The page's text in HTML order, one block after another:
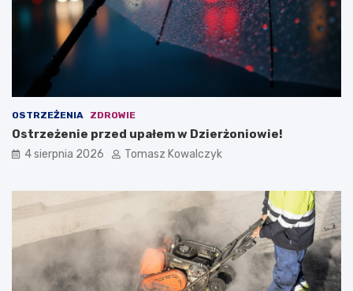
OSTRZEŻENIA ZDROWIE
Ostrzeżenie przed upałem w Dzierżoniowie!
4 sierpnia 2026 Tomasz Kowalczyk